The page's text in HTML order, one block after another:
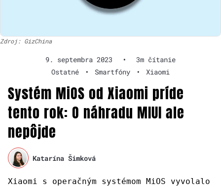
Zdroj: GizChina
9. septembra 2023 •
3m čítanie
Ostatné
• Smartfóny • Xiaomi
Systém MiOS od Xiaomi príde
tento rok: O náhradu MIUI ale
nepôjde
Katarína Šimková
Xiaomi s operačným systémom MiOS vyvolalo